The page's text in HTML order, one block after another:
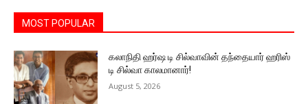
MOST POPULAR
கலாநிதி ஹர்ஷ டி சில்வாவின் தந்தையார் ஹரிஸ்
டி சில்வா காலமானார்!
August 5, 2026